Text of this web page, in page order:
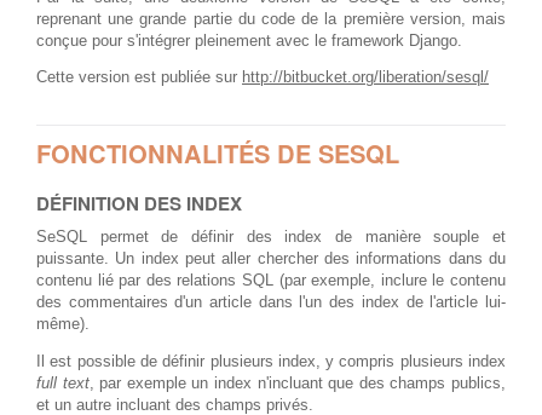
reprenant une grande partie du code de la première version, mais
conçue pour s'intégrer pleinement avec le framework Django.
Cette version est publiée sur http://bitbucket.org/liberation/sesql/
FONCTIONNALITÉS DE SESQL
DÉFINITION DES INDEX
SeSQL permet de définir des index de manière souple et
puissante. Un index peut aller chercher des informations dans du
contenu lié par des relations SQL (par exemple, inclure le contenu
des commentaires d'un article dans l'un des index de l'article lui-
même).
Il est possible de définir plusieurs index, y compris plusieurs index
full text, par exemple un index n'incluant que des champs publics,
et un autre incluant des champs privés.